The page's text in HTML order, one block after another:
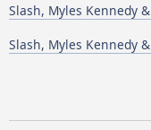
Slash, Myles Kennedy
Slash, Myles Kennedy